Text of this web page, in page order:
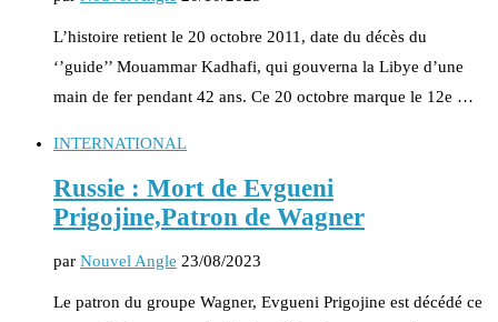
L’histoire retient le 20 octobre 2011, date du décès du
‘’guide’’ Mouammar Kadhafi, qui gouverna la Libye d’une
main de fer pendant 42 ans. Ce 20 octobre marque le 12e …
INTERNATIONAL
Russie : Mort de Evgueni
Prigojine,Patron de Wagner
par Nouvel Angle 23/08/2023
Le patron du groupe Wagner, Evgueni Prigojine est décédé ce